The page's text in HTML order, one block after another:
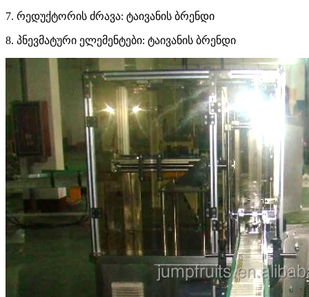
7. რედუქტორის ძრავა: ტაივანის ბრენდი
8. პნევმატური ელემენტები: ტაივანის ბრენდი